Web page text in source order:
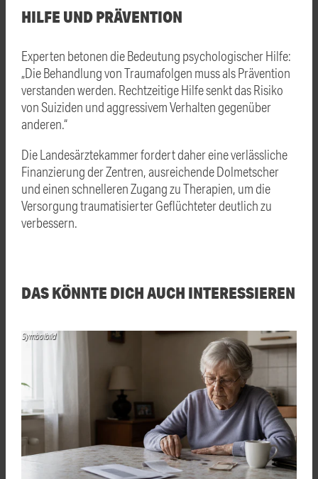
HILFE UND PRÄVENTION
Experten betonen die Bedeutung psychologischer Hilfe:
„Die Behandlung von Traumafolgen muss als Prävention
verstanden werden. Rechtzeitige Hilfe senkt das Risiko
von Suiziden und aggressivem Verhalten gegenüber
anderen.“
Die Landesärztekammer fordert daher eine verlässliche
Finanzierung der Zentren, ausreichende Dolmetscher
und einen schnelleren Zugang zu Therapien, um die
Versorgung traumatisierter Geflüchteter deutlich zu
verbessern.
DAS KÖNNTE DICH AUCH INTERESSIEREN
Symbolbild